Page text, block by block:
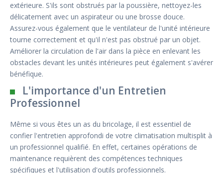
extérieure. S'ils sont obstrués par la poussière, nettoyez-les
délicatement avec un aspirateur ou une brosse douce.
Assurez-vous également que le ventilateur de l'unité intérieure
tourne correctement et qu'il n'est pas obstrué par un objet.
Améliorer la circulation de l'air dans la pièce en enlevant les
obstacles devant les unités intérieures peut également s'avérer
bénéfique.
L'importance d'un Entretien
Professionnel
Même si vous êtes un as du bricolage, il est essentiel de
confier l'entretien approfondi de votre climatisation multisplit à
un professionnel qualifié. En effet, certaines opérations de
maintenance requièrent des compétences techniques
spécifiques et l'utilisation d'outils professionnels.